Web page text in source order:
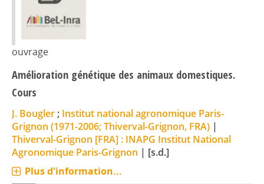
ouvrage
Amélioration génétique des animaux domestiques.
Cours
J. Bougler ; Institut national agronomique Paris-
Grignon (1971-2006; Thiverval-Grignon, FRA) |
Thiverval-Grignon [FRA] : INAPG Institut National
Agronomique Paris-Grignon | [s.d.]
Plus d'information...